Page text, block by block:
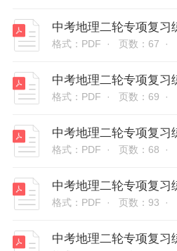
格式：PDF · 页数：67 ·
格式：PDF · 页数：69 ·
格式：PDF · 页数：68 ·
格式：PDF · 页数：93 ·